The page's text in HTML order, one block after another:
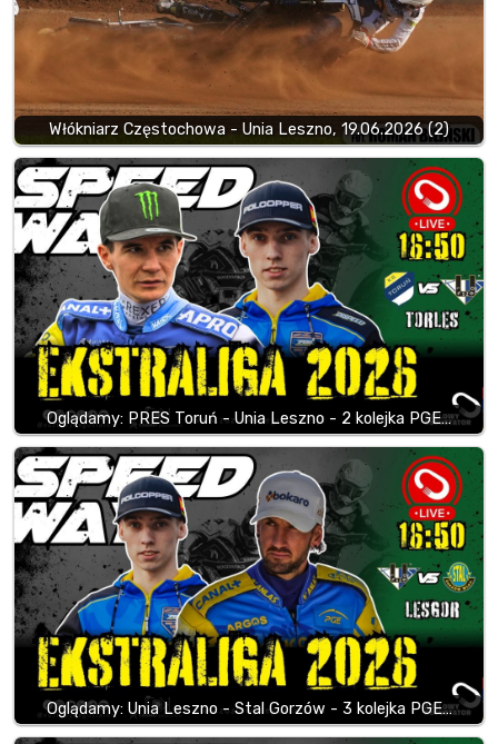
Włókniarz Częstochowa - Unia Leszno, 19.06.2026 (2)
Oglądamy: PRES Toruń - Unia Leszno - 2 kolejka PGE…
Oglądamy: Unia Leszno - Stal Gorzów - 3 kolejka PGE…